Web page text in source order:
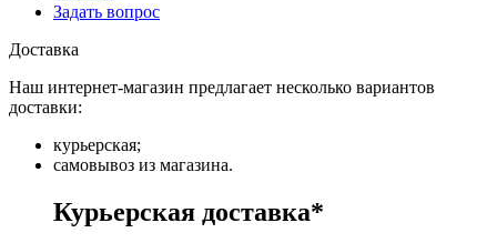
Задать вопрос
Доставка
Наш интернет-магазин предлагает несколько вариантов
доставки:
курьерская;
самовывоз из магазина.
Курьерская доставка*